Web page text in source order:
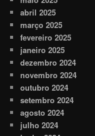
abril 2025
março 2025
fevereiro 2025
janeiro 2025
dezembro 2024
novembro 2024
outubro 2024
setembro 2024
agosto 2024
julho 2024